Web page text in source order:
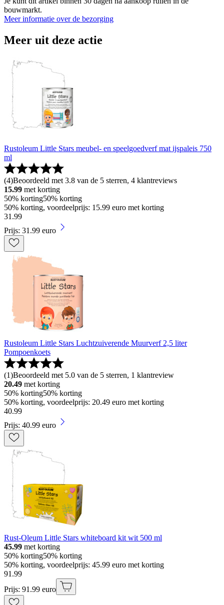
bouwmarkt.
Meer informatie over de bezorging
Meer uit deze actie
Rustoleum Little Stars meubel- en speelgoedverf mat ijspaleis 750
ml
(4)Beoordeeld met 3.8 van de 5 sterren, 4 klantreviews
15.99 met korting
50% korting50% korting
50% korting, voordeelprijs: 15.99 euro met korting
31 .99
Prijs: 31.99 euro
Rustoleum Little Stars Luchtzuiverende Muurverf 2,5 liter
Pompoenkoets
(1)Beoordeeld met 5.0 van de 5 sterren, 1 klantreview
20.49 met korting
50% korting50% korting
50% korting, voordeelprijs: 20.49 euro met korting
40.99
Prijs: 40.99 euro
Rust-Oleum Little Stars whiteboard kit wit 500 ml
45.99 met korting
50% korting50% korting
50% korting, voordeelprijs: 45.99 euro met korting
91 .99
Prijs: 91.99 euro